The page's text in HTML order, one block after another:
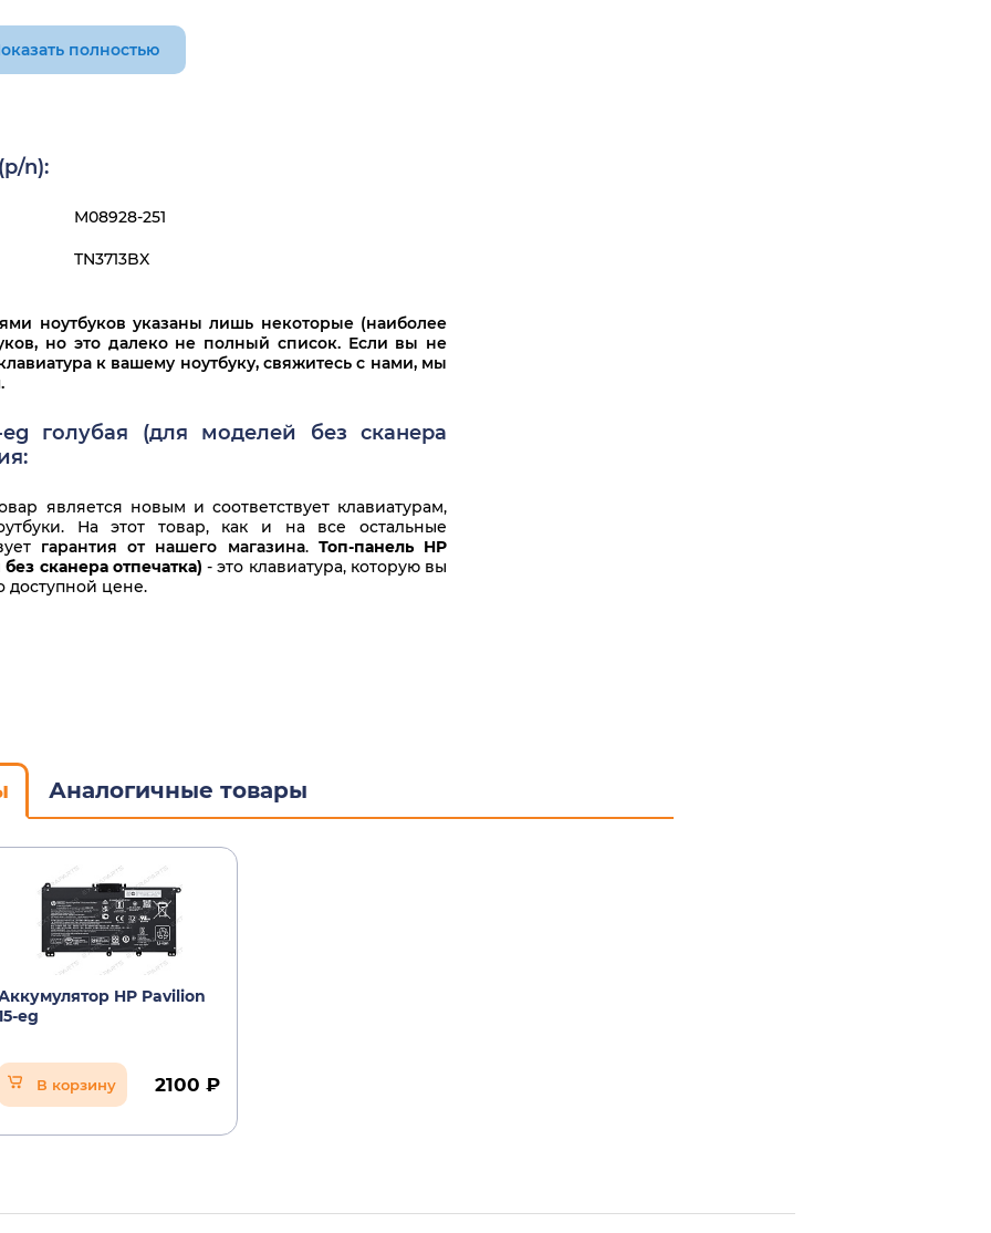
15-eg0066ur
15-eg0141ur
15-eg0145ur
15-eg0160ur
15-eg1012ur HP Pavilion 15-eg1014ur
15-eg1016ur
15-eg1023ur HP Pavilion 15-eg1024ur
15-eg1026ur
полностью
n):
M08928-251
TN3713BX
ноутбуков указаны лишь некоторые (наиболее
но это далеко не полный список. Если вы не
к вашему ноутбуку, свяжитесь с нами, мы
голубая (для моделей без сканера
является новым и соответствует клавиатурам,
На этот товар, как и на все остальные
гарантия от нашего магазина. Топ-панель HP
сканера отпечатка) - это клавиатура, которую вы
доступной цене.
Аналогичные товары
HP Pavilion
eg
В корзину 2100 ₽